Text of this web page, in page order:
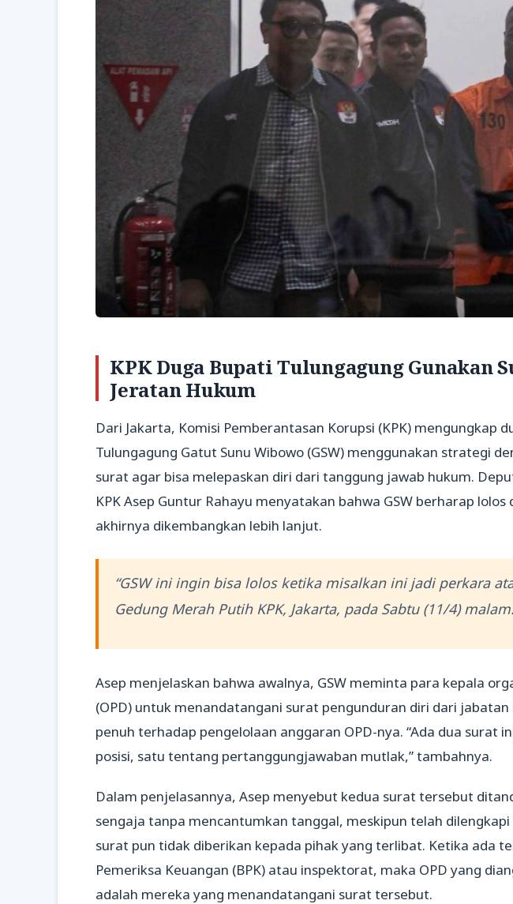
KPK Duga Bupati Tulungagung Gunakan
Jeratan Hukum
Dari Jakarta, Komisi Pemberantasan Korupsi (KPK) mengungkap
Tulungagung Gatut Sunu Wibowo (GSW) menggunakan strategi
surat agar bisa melepaskan diri dari tanggung jawab hukum.
KPK Asep Guntur Rahayu menyatakan bahwa GSW berharap lolos
akhirnya dikembangkan lebih lanjut.
“GSW ini ingin bisa lolos ketika misalkan ini jadi perkara
Gedung Merah Putih KPK, Jakarta, pada Sabtu (11/4) malam.
Asep menjelaskan bahwa awalnya, GSW meminta para kepala
(OPD) untuk menandatangani surat pengunduran diri dari
penuh terhadap pengelolaan anggaran OPD-nya. “Ada dua surat
posisi, satu tentang pertanggungjawaban mutlak,” tambahnya.
Dalam penjelasannya, Asep menyebut kedua surat tersebut
sengaja tanpa mencantumkan tanggal, meskipun telah
surat pun tidak diberikan kepada pihak yang terlibat. Ketika ada
Pemeriksa Keuangan (BPK) atau inspektorat, maka OPD yang
adalah mereka yang menandatangani surat tersebut.